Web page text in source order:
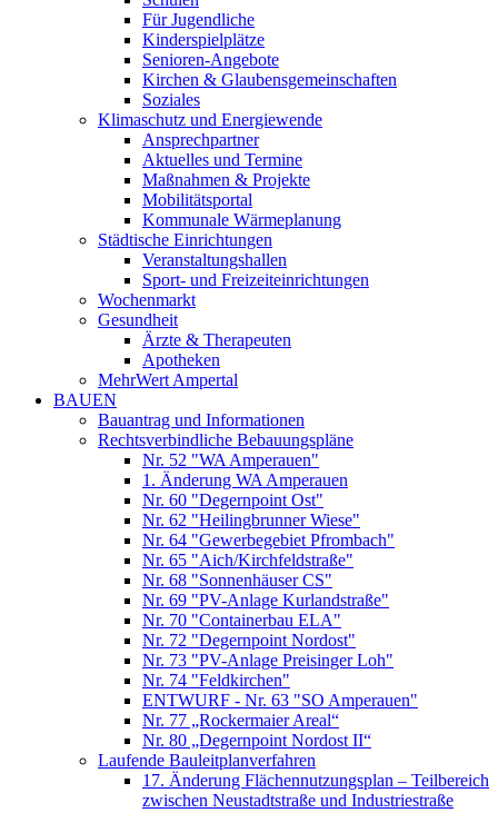
Für Jugendliche
Kinderspielplätze
Senioren-Angebote
Kirchen & Glaubensgemeinschaften
Soziales
Klimaschutz und Energiewende
Ansprechpartner
Aktuelles und Termine
Maßnahmen & Projekte
Mobilitätsportal
Kommunale Wärmeplanung
Städtische Einrichtungen
Veranstaltungshallen
Sport- und Freizeiteinrichtungen
Wochenmarkt
Gesundheit
Ärzte & Therapeuten
Apotheken
MehrWert Ampertal
BAUEN
Bauantrag und Informationen
Rechtsverbindliche Bebauungspläne
Nr. 52 "WA Amperauen"
1. Änderung WA Amperauen
Nr. 60 "Degernpoint Ost"
Nr. 62 "Heilingbrunner Wiese"
Nr. 64 "Gewerbegebiet Pfrombach"
Nr. 65 "Aich/Kirchfeldstraße"
Nr. 68 "Sonnenhäuser CS"
Nr. 69 "PV-Anlage Kurlandstraße"
Nr. 70 "Containerbau ELA"
Nr. 72 "Degernpoint Nordost"
Nr. 73 "PV-Anlage Preisinger Loh"
Nr. 74 "Feldkirchen"
ENTWURF - Nr. 63 "SO Amperauen"
Nr. 77 „Rockermaier Areal“
Nr. 80 „Degernpoint Nordost II“
Laufende Bauleitplanverfahren
17. Änderung Flächennutzungsplan – Teilbereich
zwischen Neustadtstraße und Industriestraße